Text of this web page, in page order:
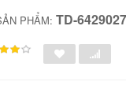
PHẨM:TD-